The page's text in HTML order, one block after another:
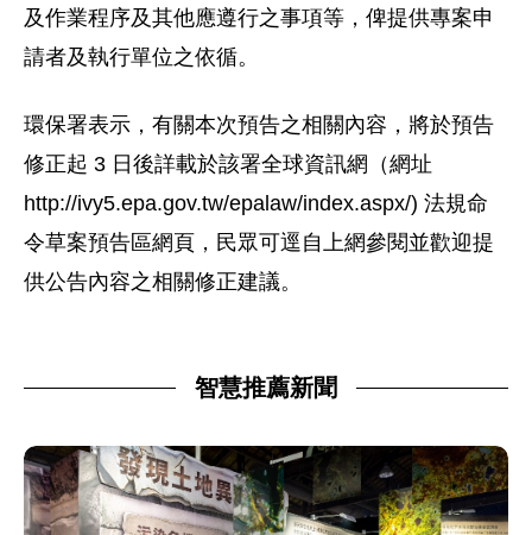
及作業程序及其他應遵行之事項等，俾提供專案申
請者及執行單位之依循。
環保署表示，有關本次預告之相關內容，將於預告
修正起 3 日後詳載於該署全球資訊網（網址
http://ivy5.epa.gov.tw/epalaw/index.aspx/) 法規命
令草案預告區網頁，民眾可逕自上網參閱並歡迎提
供公告內容之相關修正建議。
智慧推薦新聞